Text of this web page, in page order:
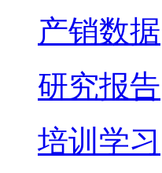
产销数据
研究报告
培训学习